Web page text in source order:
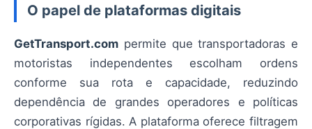
O papel de plataformas digitais
GetTransport.com permite que transportadoras e
motoristas independentes escolham ordens
conforme sua rota e capacidade, reduzindo
dependência de grandes operadores e políticas
corporativas rígidas. A plataforma oferece filtragem